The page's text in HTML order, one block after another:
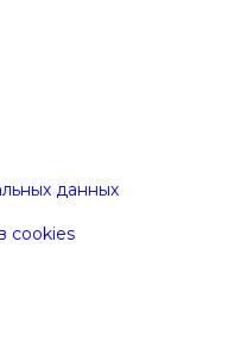
данных
cookies